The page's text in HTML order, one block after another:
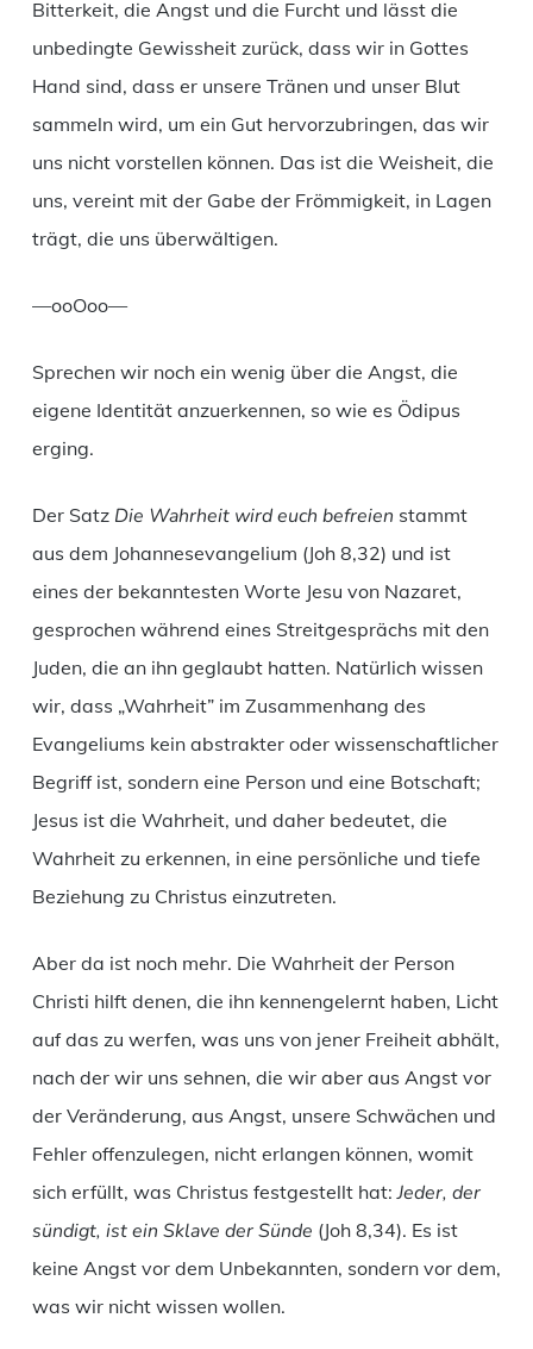
Bitterkeit, die Angst und die Furcht und lässt die
unbedingte Gewissheit zurück, dass wir in Gottes
Hand sind, dass er unsere Tränen und unser Blut
sammeln wird, um ein Gut hervorzubringen, das wir
uns nicht vorstellen können. Das ist die Weisheit, die
uns, vereint mit der Gabe der Frömmigkeit, in Lagen
trägt, die uns überwältigen.
—ooOoo—
Sprechen wir noch ein wenig über die Angst, die
eigene Identität anzuerkennen, so wie es Ödipus
erging.
Der Satz Die Wahrheit wird euch befreien stammt
aus dem Johannesevangelium (Joh 8,32) und ist
eines der bekanntesten Worte Jesu von Nazaret,
gesprochen während eines Streitgesprächs mit den
Juden, die an ihn geglaubt hatten. Natürlich wissen
wir, dass „Wahrheit” im Zusammenhang des
Evangeliums kein abstrakter oder wissenschaftlicher
Begriff ist, sondern eine Person und eine Botschaft;
Jesus ist die Wahrheit, und daher bedeutet, die
Wahrheit zu erkennen, in eine persönliche und tiefe
Beziehung zu Christus einzutreten.
Aber da ist noch mehr. Die Wahrheit der Person
Christi hilft denen, die ihn kennengelernt haben, Licht
auf das zu werfen, was uns von jener Freiheit abhält,
nach der wir uns sehnen, die wir aber aus Angst vor
der Veränderung, aus Angst, unsere Schwächen und
Fehler offenzulegen, nicht erlangen können, womit
sich erfüllt, was Christus festgestellt hat:Jeder, der
sündigt, ist ein Sklave der Sünde (Joh 8,34). Es ist
keine Angst vor dem Unbekannten, sondern vor dem,
was wir nicht wissen wollen.